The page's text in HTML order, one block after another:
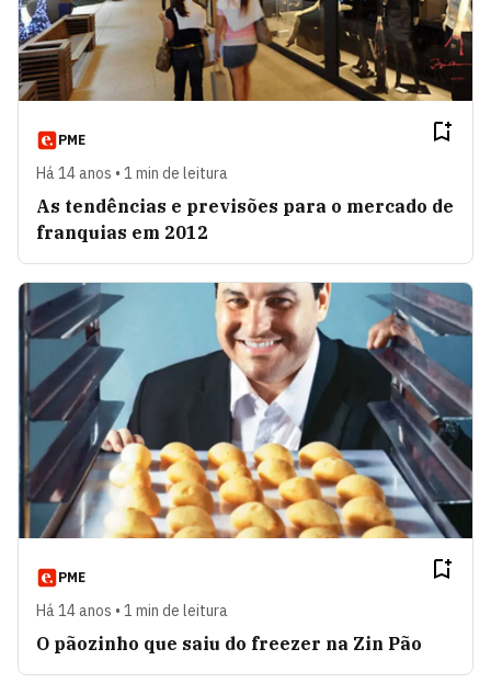
PME
Há 14 anos • 1 min de leitura
As tendências e previsões para o mercado de
franquias em 2012
PME
Há 14 anos • 1 min de leitura
O pãozinho que saiu do freezer na Zin Pão